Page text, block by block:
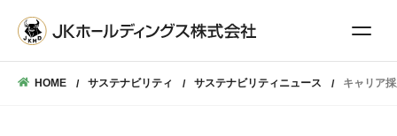
HOME サステナビリティ サステナビリティニュース キャリア